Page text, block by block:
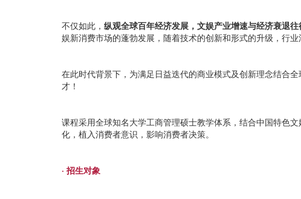
不仅如此， 纵观全球百年经济发展，文娱产业增速与经济衰退往
娱新消费市场的蓬勃发展，随着技术的创新和形式的升级，行
在此时代背景下，为满足日益迭代的商业模式及创新理念结合
才！
课程采用全球知名大学工商管理硕士教学体系，结合中国特色
化，植入消费者意识，影响消费者决策。
· 招生对象